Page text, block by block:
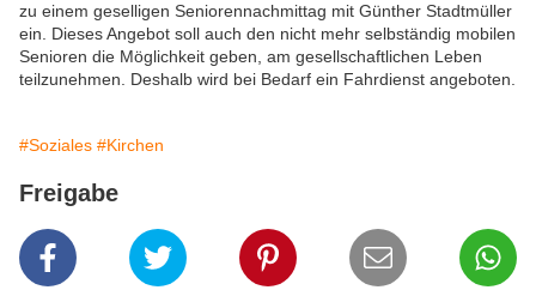
zu einem geselligen Seniorennachmittag mit Günther Stadtmüller
ein. Dieses Angebot soll auch den nicht mehr selbständig mobilen
Senioren die Möglichkeit geben, am gesellschaftlichen Leben
teilzunehmen. Deshalb wird bei Bedarf ein Fahrdienst angeboten.
#Soziales #Kirchen
Freigabe